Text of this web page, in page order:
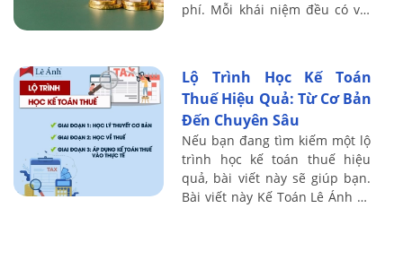
phí. Mỗi khái niệm đều có vai
Lộ Trình Học Kế Toán
Thuế Hiệu Quả: Từ Cơ Bản
Đến Chuyên Sâu
Nếu bạn đang tìm kiếm một lộ
trình học kế toán thuế hiệu
quả, bài viết này sẽ giúp bạn.
Bài viết này Kế Toán Lê Ánh sẽ